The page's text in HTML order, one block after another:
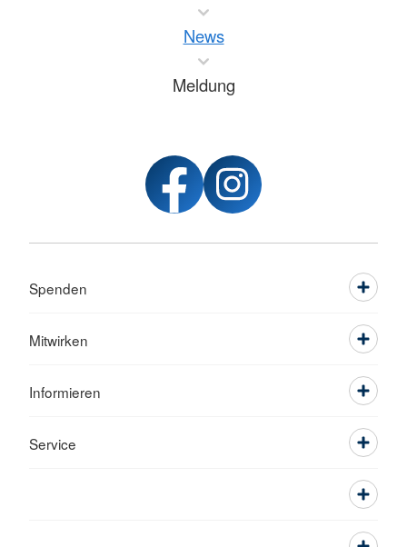
News
Meldung
Spenden
Mitwirken
Informieren
Service